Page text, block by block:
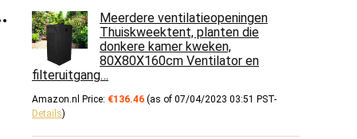
Meerdere ventilatieopeningen
Thuiskweektent, planten die
donkere kamer kweken,
80X80X160cm Ventilator en
filteruitgang…
Amazon.nl Price: €136.46 (as of 07/04/2023 03:51 PST-
Details)